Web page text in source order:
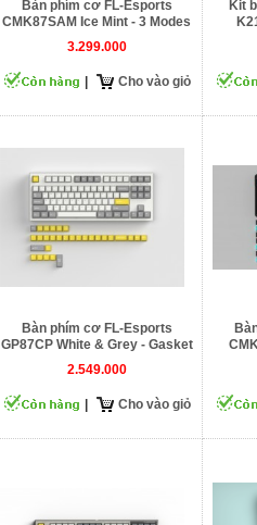
Bàn phím cơ FL-Esports
CMK87SAM Ice Mint - 3 Modes
3.299.000
Cho vào giỏ
Kit
Bàn phím cơ FL-Esports
GP87CP White & Grey - Gasket
Mount
2.549.000
Cho vào giỏ